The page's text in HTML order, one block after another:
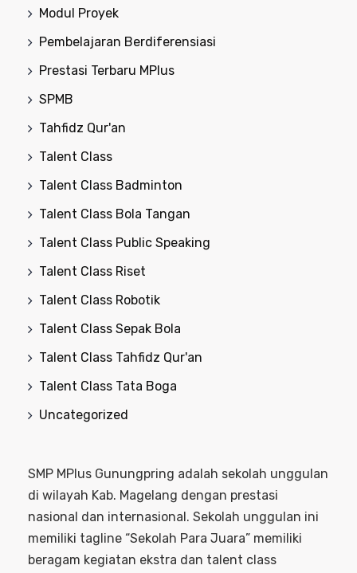
Modul Proyek
Pembelajaran Berdiferensiasi
Prestasi Terbaru MPlus
SPMB
Tahfidz Qur'an
Talent Class
Talent Class Badminton
Talent Class Bola Tangan
Talent Class Public Speaking
Talent Class Riset
Talent Class Robotik
Talent Class Sepak Bola
Talent Class Tahfidz Qur'an
Talent Class Tata Boga
Uncategorized
SMP MPlus Gunungpring adalah sekolah unggulan
di wilayah Kab. Magelang dengan prestasi
nasional dan internasional. Sekolah unggulan ini
memiliki tagline “Sekolah Para Juara” memiliki
beragam kegiatan ekstra dan talent class